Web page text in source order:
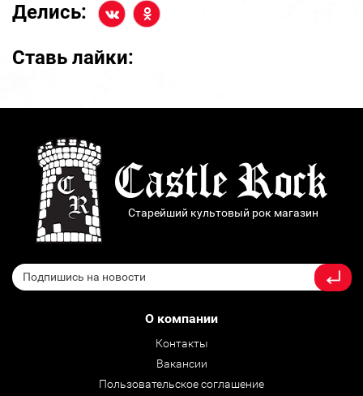
Делись:
Ставь лайки:
Старейший культовый рок магазин
О компании
Контакты
Вакансии
Пользовательское соглашение